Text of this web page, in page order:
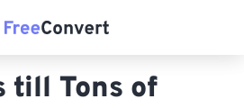
till Tons of